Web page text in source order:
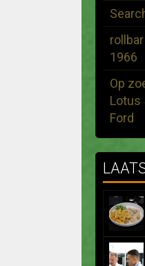
1966
Op
Lotus
Ford